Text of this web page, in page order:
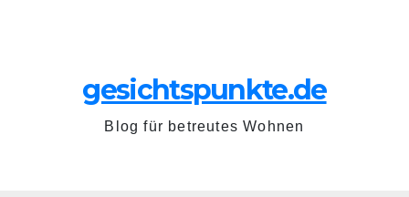
gesichtspunkte.de
Blog für betreutes Wohnen